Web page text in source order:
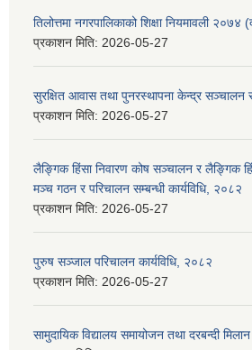
तिलोत्तमा नगरपालिकाको शिक्षा नियमावली
प्रकाशन मिति: 2026-05-27
सुरक्षित आवास तथा पुनरस्थापना केन्द्र सञ्चालन
प्रकाशन मिति: 2026-05-27
लैङ्गिक हिंसा निवारण कोष सञ्चालन र लैङ्गिक
मञ्च गठन र परिचालन सम्बन्धी कार्यविधि, २०८२
प्रकाशन मिति: 2026-05-27
पुरुष सञ्जाल परिचालन कार्यविधि, २०८२
प्रकाशन मिति: 2026-05-27
सामुदायिक विद्यालय समायोजन तथा दरबन्दी